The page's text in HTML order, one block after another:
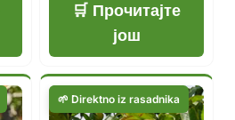
Прочитајте
још